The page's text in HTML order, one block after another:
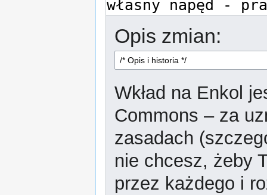
Opis zmian:
Wkład na Enkol
Commons – za
zasadach
nie chcesz, żeby
przez każdego i